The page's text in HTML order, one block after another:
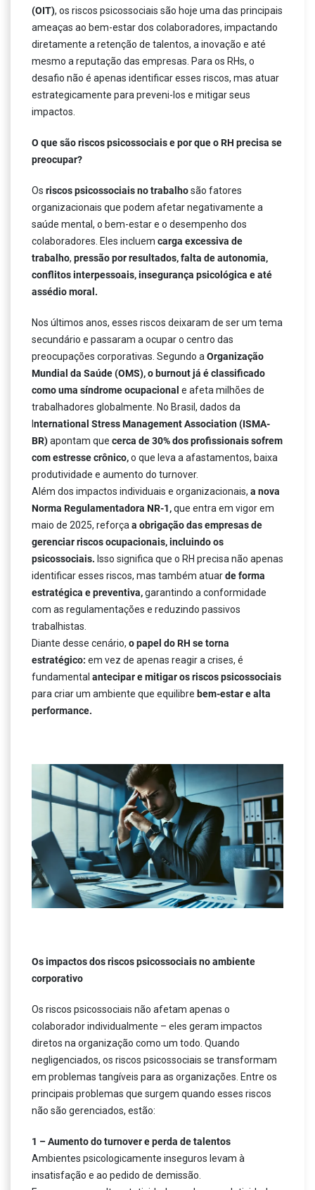
(OIT), os riscos psicossociais são hoje uma das principais
ameaças ao bem-estar dos colaboradores, impactando
diretamente a retenção de talentos, a inovação e até
mesmo a reputação das empresas. Para os RHs, o
desafio não é apenas identificar esses riscos, mas atuar
estrategicamente para preveni-los e mitigar seus
impactos.
O que são riscos psicossociais e por que o RH precisa se
preocupar?
Os riscos psicossociais no trabalhosão fatores
organizacionais que podem afetar negativamente a
saúde mental, o bem-estar e o desempenho dos
colaboradores. Eles incluem carga excessiva de
trabalho, pressão por resultados, falta de autonomia,
conflitos interpessoais, insegurança psicológica e até
assédio moral.
Nos últimos anos, esses riscos deixaram de ser um tema
secundário e passaram a ocupar o centro das
preocupações corporativas. Segundo a Organização
Mundial da Saúde (OMS),o burnout já é classificado
como uma síndrome ocupacional e afeta milhões de
trabalhadores globalmente. No Brasil, dados da
nternational Stress Management Association (ISMA-
BR)apontam que cerca de 30% dos profissionais sofrem
com estresse crônico,o que leva a afastamentos, baixa
produtividade e aumento do turnover.
Além dos impactos individuais e organizacionais, a nova
Norma Regulamentadora NR-1,que entra em vigor em
maio de 2025, reforça a obrigação das empresas de
gerenciar riscos ocupacionais,incluindo os
psicossociais. Isso significa que o RH precisa não apenas
identificar esses riscos, mas também atuarde forma
estratégica e preventiva,garantindo a conformidade
com as regulamentações e reduzindo passivos
trabalhistas.
Diante desse cenário, o papel do RH se torna
estratégico: em vez de apenas reagir a crises, é
fundamental antecipar e mitigar os riscos psicossociais
para criar um ambiente que equilibre bem-estar e alta
performance.
Os impactos dos riscos psicossociais no ambiente
corporativo
Os riscos psicossociais não afetam apenas o
colaborador individualmente – eles geram impactos
diretos na organização como um todo. Quando
negligenciados, os riscos psicossociais se transformam
em problemas tangíveis para as organizações. Entre os
principais problemas que surgem quando esses riscos
não são gerenciados, estão:
1 – Aumento do turnover e perda de talentos
Ambientes psicologicamente inseguros levam à
insatisfação e ao pedido de demissão.